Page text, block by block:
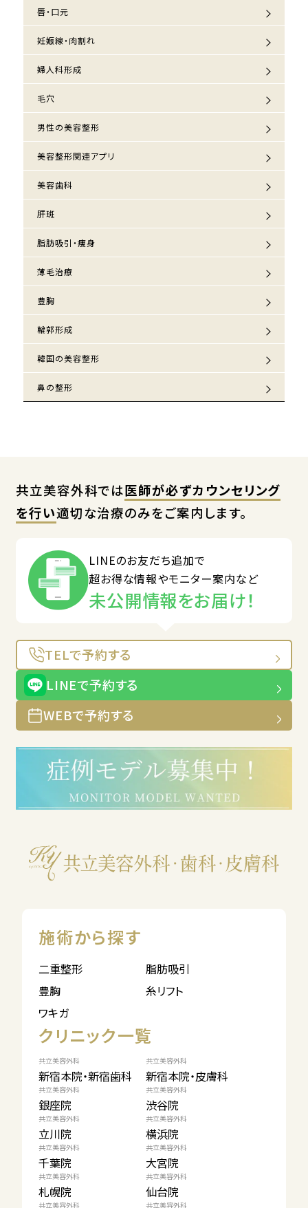
唇・口元
妊娠線・肉割れ
婦人科形成
毛穴
男性の美容整形
美容整形関連アプリ
美容歯科
肝斑
脂肪吸引・痩身
薄毛治療
豊胸
輪郭形成
韓国の美容整形
鼻の整形
共立美容外科では医師が必ずカウンセリング
を行い適切な治療のみをご案内します。
LINEのお友だち追加で
超お得な情報やモニター案内など
未公開情報をお届け！
TELで予約する
LINEで予約する
WEBで予約する
施術から探す
二重整形
脂肪吸引
豊胸
糸リフト
ワキガ
クリニック一覧
共立美容外科
新宿本院・新宿歯科
共立美容外科
新宿本院・皮膚科
共立美容外科
銀座院
共立美容外科
渋谷院
共立美容外科
立川院
共立美容外科
横浜院
共立美容外科
千葉院
共立美容外科
大宮院
共立美容外科
札幌院
共立美容外科
仙台院
共立美容外科 共立美容外科